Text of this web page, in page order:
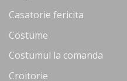
Casatorie fericita
Costume
Costumul la comanda
Croitorie